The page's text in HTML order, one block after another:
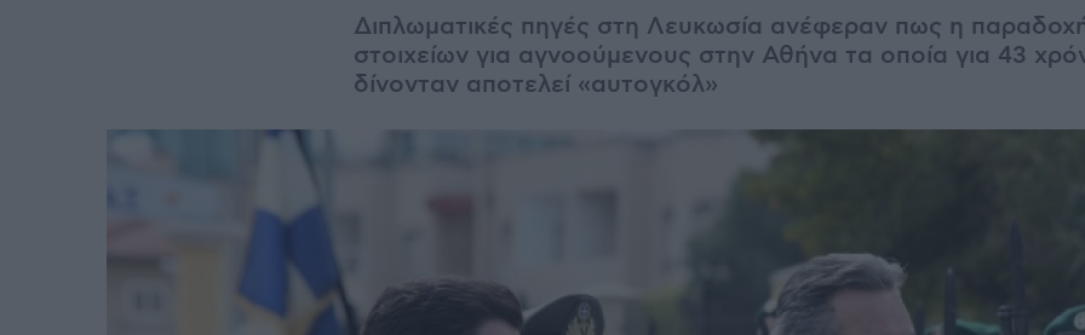
Διπλωματικές πηγές στη Λευκωσία ανέφεραν πως η
στοιχείων για αγνοούμενους στην Αθήνα τα οποία για 43
δίνονταν αποτελεί «αυτογκόλ»